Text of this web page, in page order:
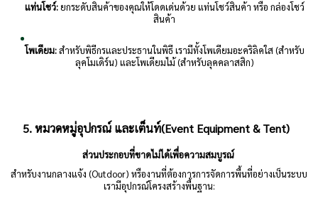
แท่นโชว์:ยกระดับสินค้าของคุณให้โดดเด่นด้วย แท่นโชว์สินค้า หรือ กล่องโชว์
สินค้า
โพเดียม:สำหรับพิธีกรและประธานในพิธี เรามีทั้งโพเดียมอะคริลิคใส (สำหรับ
ลุคโมเดิร์น) และโพเดียมไม้ (สำหรับลุคคลาสสิก)
5. หมวดหมู่อุปกรณ์ และเต็นท์(Event Equipment & Tent)
ส่วนประกอบที่ขาดไม่ได้เพื่อความสมบูรณ์
สำหรับงานกลางแจ้ง (Outdoor) หรืองานที่ต้องการการจัดการพื้นที่อย่างเป็นระบบ
เรามีอุปกรณ์โครงสร้างพื้นฐาน: